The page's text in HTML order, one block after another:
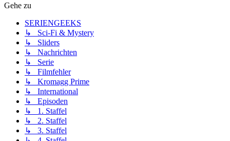
Gehe zu
SERIENGEEKS
↳ Sci-Fi & Mystery
↳ Sliders
↳ Nachrichten
↳ Serie
↳ Filmfehler
↳ Kromagg Prime
↳ International
↳ Episoden
↳ 1. Staffel
↳ 2. Staffel
↳ 3. Staffel